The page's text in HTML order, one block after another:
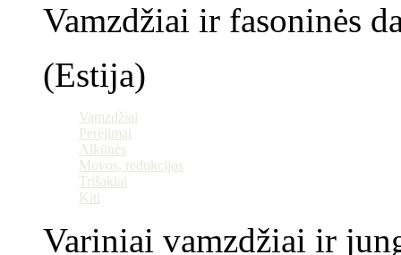
Vamzdžiai ir fasoninės
(Estija)
Vamzdžiai
Perėjimai
Alkūnės
Movos, redukcijos
Trišakiai
Kiti
Variniai vamzdžiai ir